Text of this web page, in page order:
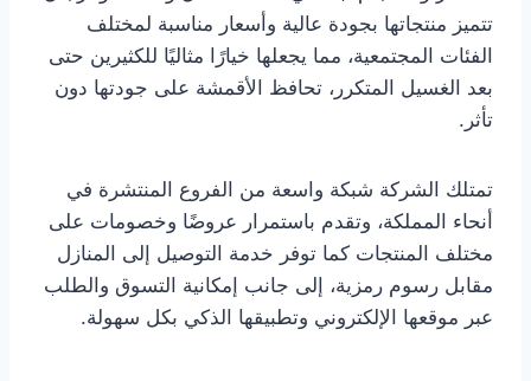
تتميز منتجاتها بجودة عالية وأسعار مناسبة لمختلف
الفئات المجتمعية، مما يجعلها خيارًا مثاليًا للكثيرين حتى
بعد الغسيل المتكرر، تحافظ الأقمشة على جودتها دون
تأثر.
تمتلك الشركة شبكة واسعة من الفروع المنتشرة في
أنحاء المملكة، وتقدم باستمرار عروضًا وخصومات على
مختلف المنتجات كما توفر خدمة التوصيل إلى المنازل
مقابل رسوم رمزية، إلى جانب إمكانية التسوق والطلب
عبر موقعها الإلكتروني وتطبيقها الذكي بكل سهولة.